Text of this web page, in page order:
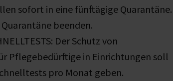
sofort in eine fünftägige Quarantäne.
beenden.
Der Schutz von
Pflegebedürftige in Einrichtungen soll
pro Monat geben.